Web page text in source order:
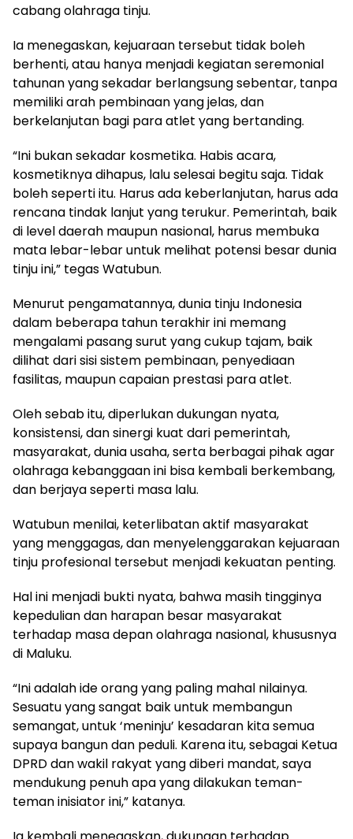
cabang olahraga tinju.
Ia menegaskan, kejuaraan tersebut tidak boleh
berhenti, atau hanya menjadi kegiatan seremonial
tahunan yang sekadar berlangsung sebentar, tanpa
memiliki arah pembinaan yang jelas, dan
berkelanjutan bagi para atlet yang bertanding.
“Ini bukan sekadar kosmetika. Habis acara,
kosmetiknya dihapus, lalu selesai begitu saja. Tidak
boleh seperti itu. Harus ada keberlanjutan, harus ada
rencana tindak lanjut yang terukur. Pemerintah, baik
di level daerah maupun nasional, harus membuka
mata lebar-lebar untuk melihat potensi besar dunia
tinju ini,” tegas Watubun.
Menurut pengamatannya, dunia tinju Indonesia
dalam beberapa tahun terakhir ini memang
mengalami pasang surut yang cukup tajam, baik
dilihat dari sisi sistem pembinaan, penyediaan
fasilitas, maupun capaian prestasi para atlet.
Oleh sebab itu, diperlukan dukungan nyata,
konsistensi, dan sinergi kuat dari pemerintah,
masyarakat, dunia usaha, serta berbagai pihak agar
olahraga kebanggaan ini bisa kembali berkembang,
dan berjaya seperti masa lalu.
Watubun menilai, keterlibatan aktif masyarakat
yang menggagas, dan menyelenggarakan kejuaraan
tinju profesional tersebut menjadi kekuatan penting.
Hal ini menjadi bukti nyata, bahwa masih tingginya
kepedulian dan harapan besar masyarakat
terhadap masa depan olahraga nasional, khususnya
di Maluku.
“Ini adalah ide orang yang paling mahal nilainya.
Sesuatu yang sangat baik untuk membangun
semangat, untuk ‘meninju’ kesadaran kita semua
supaya bangun dan peduli. Karena itu, sebagai Ketua
DPRD dan wakil rakyat yang diberi mandat, saya
mendukung penuh apa yang dilakukan teman-
teman inisiator ini,” katanya.